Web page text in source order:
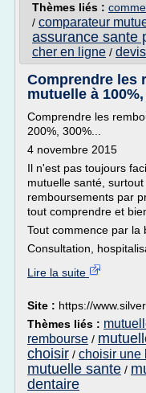
Thèmes liés :
/ comparateur
assurance sante
cher en ligne /
Comprendre les
mutuelle à 100%,
Comprendre les
200%, 300%...
4 novembre 2015
Il n'est pas toujours
mutuelle santé,
remboursements par
tout comprendre et
Tout commence par la
Consultation,
Lire la suite
Site : https://
Thèmes liés :
rembourse /
choisir / choisir une
mutuelle sante /
dentaire